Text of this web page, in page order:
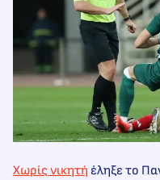
Χωρίς νικητή έληξε το